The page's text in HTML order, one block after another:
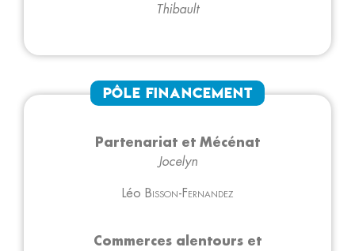
Thibault
Pôle Financement
Partenariat et Mécénat
Jocelyn
Léo Bisson-Fernandez
Commerces alentours et